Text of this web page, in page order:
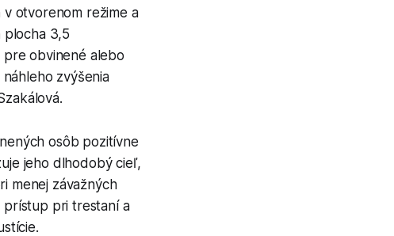
otvorenom režime a
plocha 3,5
obvinené alebo
zvýšenia
osôb pozitívne
jeho dlhodobý cieľ,
menej závažných
prístup pri trestaní a